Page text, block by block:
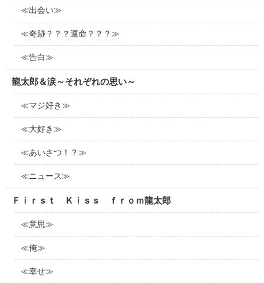
≪出会い≫
≪奇跡？？？運命？？？≫
≪告白≫
龍太郎＆涙～それぞれの思い～
≪マジ好き≫
≪大好き≫
≪あいさつ！？≫
≪ニュース≫
Ｆｉｒｓｔ Ｋｉｓｓ ｆｒｏｍ龍太郎
≪意思≫
≪俺≫
≪幸せ≫